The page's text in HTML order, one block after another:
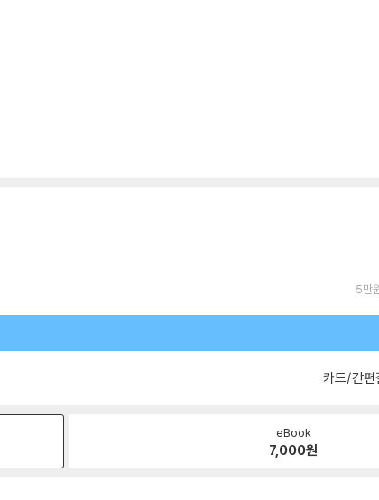
5만
카드/간편
eBook
7,000원